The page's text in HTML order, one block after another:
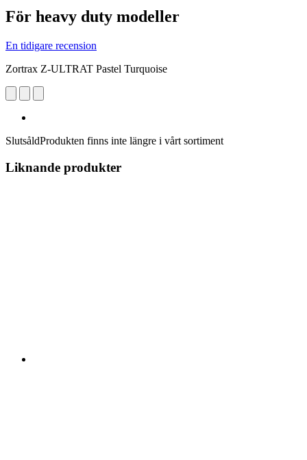
För heavy duty modeller
En tidigare recension
Zortrax Z-ULTRAT Pastel Turquoise
SlutsåldProdukten finns inte längre i vårt sortiment
Liknande produkter